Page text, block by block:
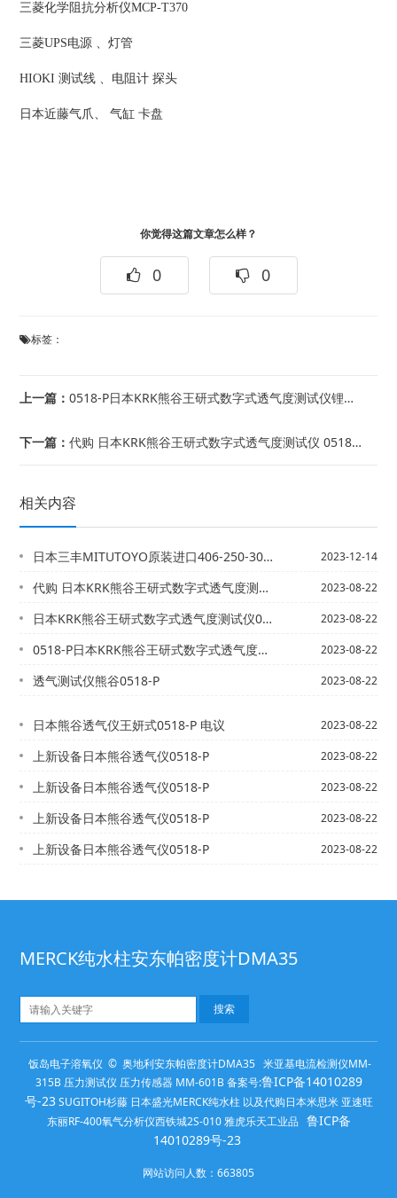
三菱化学阻抗分析仪MCP-T370
三菱UPS电源 、灯管
HIOKI 测试线 、电阻计 探头
日本近藤气爪、 气缸 卡盘
你觉得这篇文章怎么样？
0 0
标签：
上一篇：0518-P日本KRK熊谷王研式数字式透气度测试仪锂电池隔膜试验机
下一篇：代购 日本KRK熊谷王研式数字式透气度测试仪 0518-P
相关内容
日本三丰MITUTOYO原装进口406-250-30千分尺现货供应 2023-12-14
代购 日本KRK熊谷王研式数字式透气度测试仪 0518-P 2023-08-22
日本KRK熊谷王研式数字式透气度测试仪0518-P锂电池隔膜试验机 2023-08-22
0518-P日本KRK熊谷王研式数字式透气度测试仪锂电池隔膜试验机 2023-08-22
透气测试仪熊谷0518-P 2023-08-22
日本熊谷透气仪王妍式0518-P 电议 2023-08-22
上新设备日本熊谷透气仪0518-P 2023-08-22
上新设备日本熊谷透气仪0518-P 2023-08-22
上新设备日本熊谷透气仪0518-P 2023-08-22
上新设备日本熊谷透气仪0518-P 2023-08-22
MERCK纯水柱安东帕密度计DMA35
饭岛电子溶氧仪 © 奥地利安东帕密度计DMA35 米亚基电流检测仪MM-
315B 压力测试仪 压力传感器 MM-601B 备案号:鲁ICP备14010289
号-23SUGITOH杉藤 日本盛光MERCK纯水柱 以及代购日本米思米 亚速旺
东丽RF-400氧气分析仪西铁城2S-010 雅虎乐天工业品 鲁ICP备
14010289号-23
网站访问人数： 663805